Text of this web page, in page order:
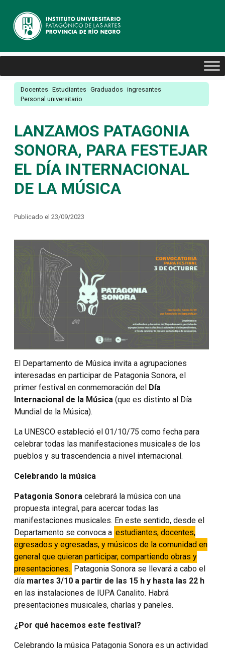
Docentes Estudiantes Graduados ingresantes
Personal universitario
LANZAMOS PATAGONIA
SONORA, PARA FESTEJAR
EL DÍA INTERNACIONAL
DE LA MÚSICA
Publicado el 23/09/2023
El Departamento de Música invita a agrupaciones
interesadas en participar de Patagonia Sonora, el
primer festival en conmemoración del Día
Internacional de la Música (que es distinto al Día
Mundial de la Música).
La UNESCO estableció el 01/10/75 como fecha para
celebrar todas las manifestaciones musicales de los
pueblos y su trascendencia a nivel internacional.
Celebrando la música
Patagonia Sonora celebrará la música con una
propuesta integral, para acercar todas las
manifestaciones musicales. En este sentido, desde el
Departamento se convoca a estudiantes, docentes,
egresados y egresadas, y músicos de la comunidad en
general que quieran participar, compartiendo obras y
presentaciones. Patagonia Sonora se llevará a cabo el
día martes 3/10 a partir de las 15 h y hasta las 22 h
en las instalaciones de IUPA Canalito. Habrá
presentaciones musicales, charlas y paneles.
¿Por qué hacemos este festival?
Celebrando la música Patagonia Sonora es un actividad